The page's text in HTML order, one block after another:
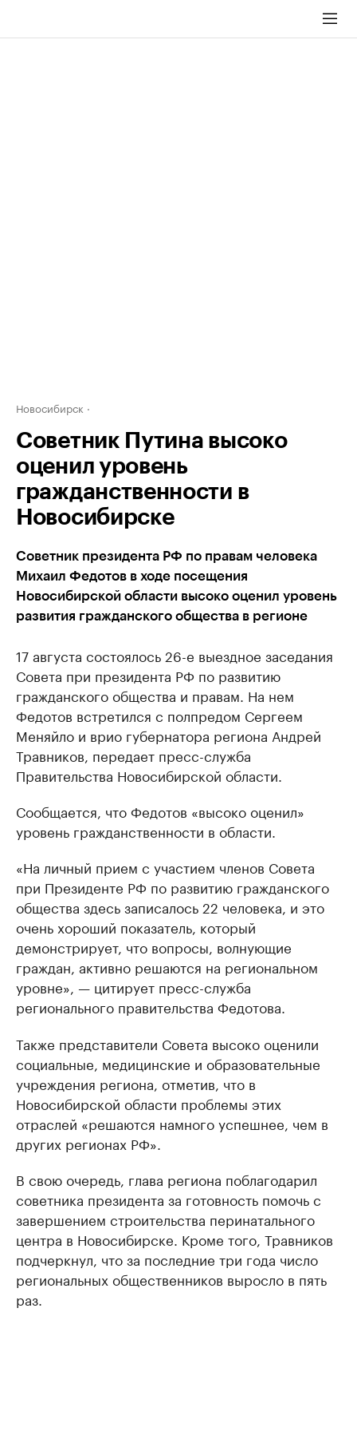
Новосибирск
Советник Путина высоко
оценил уровень
гражданственности в
Новосибирске
Советник президента РФ по правам человека
Михаил Федотов в ходе посещения
Новосибирской области высоко оценил уровень
развития гражданского общества в регионе
17 августа состоялось 26-е выездное заседания
Совета при президента РФ по развитию
гражданского общества и правам. На нем
Федотов встретился с полпредом Сергеем
Меняйло и врио губернатора региона Андрей
Травников, передает пресс-служба
Правительства Новосибирской области.
Сообщается, что Федотов «высоко оценил»
уровень гражданственности в области.
«На личный прием с участием членов Совета
при Президенте РФ по развитию гражданского
общества здесь записалось 22 человека, и это
очень хороший показатель, который
демонстрирует, что вопросы, волнующие
граждан, активно решаются на региональном
уровне», — цитирует пресс-служба
регионального правительства Федотова.
Также представители Совета высоко оценили
социальные, медицинские и образовательные
учреждения региона, отметив, что в
Новосибирской области проблемы этих
отраслей «решаются намного успешнее, чем в
других регионах РФ».
В свою очередь, глава региона поблагодарил
советника президента за готовность помочь с
завершением строительства перинатального
центра в Новосибирске. Кроме того, Травников
подчеркнул, что за последние три года число
региональных общественников выросло в пять
раз.